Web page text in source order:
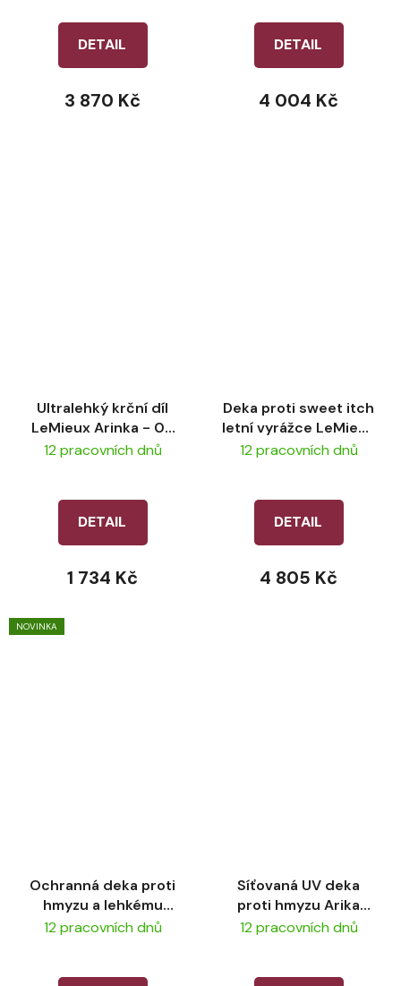
DETAIL
3 870 Kč
DETAIL
4 004 Kč
Ultralehký krční díl
LeMieux Arinka - 0g
Navy
12 pracovních dnů
DETAIL
1 734 Kč
Deka proti sweet itch
letní vyrážce LeMieux
Kudos
12 pracovních dnů
DETAIL
4 805 Kč
NOVINKA
Ochranná deka proti
hmyzu a lehkému
dešti LeMieux -
12 pracovních dnů
Síťovaná UV deka
proti hmyzu Arika
Armour-Tek - Stone
12 pracovních dnů